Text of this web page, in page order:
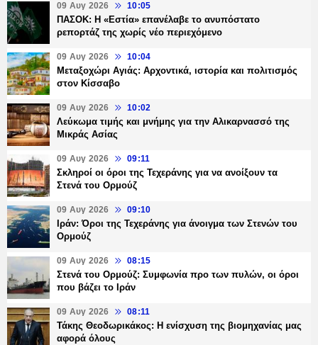
09 Αυγ 2026 10:05
ΠΑΣΟΚ: Η «Εστία» επανέλαβε το ανυπόστατο
ρεπορτάζ της χωρίς νέο περιεχόμενο
09 Αυγ 2026 10:04
Μεταξοχώρι Αγιάς: Αρχοντικά, ιστορία και πολιτισμός
στον Κίσσαβο
09 Αυγ 2026 10:02
Λεύκωμα τιμής και μνήμης για την Αλικαρνασσό της
Μικράς Ασίας
09 Αυγ 2026 09:11
Σκληροί οι όροι της Τεχεράνης για να ανοίξουν τα
Στενά του Ορμούζ
09 Αυγ 2026 09:10
Ιράν: Όροι της Τεχεράνης για άνοιγμα των Στενών του
Ορμούζ
09 Αυγ 2026 08:15
Στενά του Ορμούζ: Συμφωνία προ των πυλών, οι όροι
που βάζει το Ιράν
09 Αυγ 2026 08:11
Τάκης Θεοδωρικάκος: Η ενίσχυση της βιομηχανίας μας
αφορά όλους